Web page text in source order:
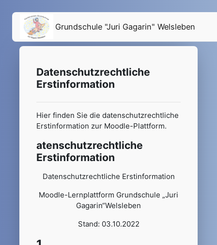
Grundschule "Juri Gagarin" Welsleben
Datenschutzrechtliche
Erstinformation
Hier finden Sie die datenschutzrechtliche
Erstinformation zur Moodle-Plattform.
atenschutzrechtliche
Erstinformation
Datenschutzrechtliche Erstinformation
Moodle-Lernplattform Grundschule „Juri
Gagarin“Welsleben
Stand: 03.10.2022